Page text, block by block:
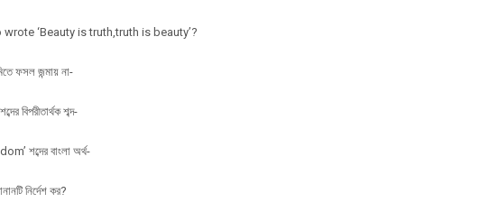
‘Beauty is truth,truth is beauty’?
ফসল জন্মায় না-
বিপরীতার্থক শব্দ-
শব্দের বাংলা অর্থ-
নির্দেশ কর?